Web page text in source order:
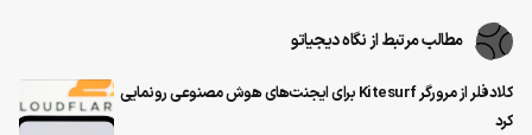
مطالب مرتبط از نگاه دیجیاتو
کلادفلر از مرورگر Kitesurf برای ایجنت‌های هوش مصنوعی رونمایی
کرد